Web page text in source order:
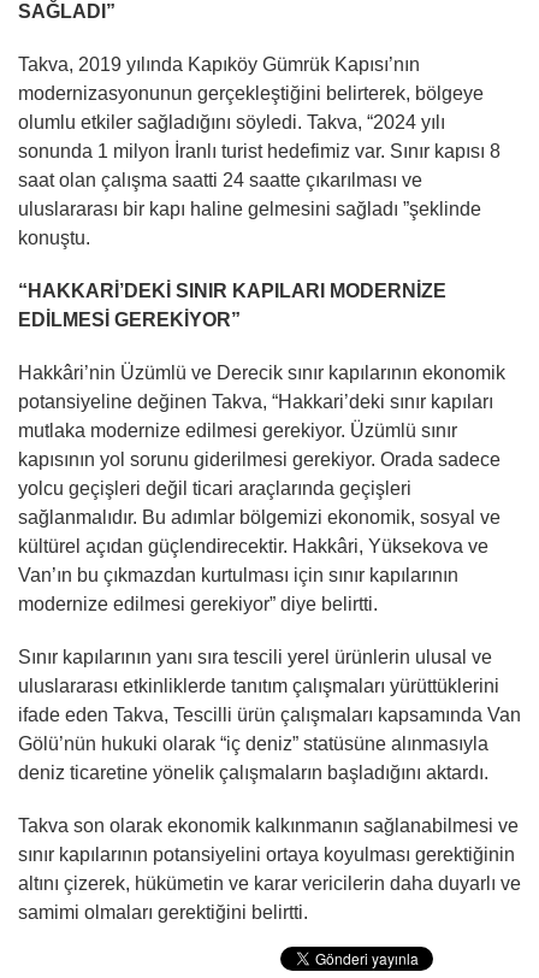
SAĞLADI”
Takva, 2019 yılında Kapıköy Gümrük Kapısı’nın
modernizasyonunun gerçekleştiğini belirterek, bölgeye
olumlu etkiler sağladığını söyledi. Takva, “2024 yılı
sonunda 1 milyon İranlı turist hedefimiz var. Sınır kapısı 8
saat olan çalışma saatti 24 saatte çıkarılması ve
uluslararası bir kapı haline gelmesini sağladı ”şeklinde
konuştu.
“HAKKARİ’DEKİ SINIR KAPILARI MODERNİZE
EDİLMESİ GEREKİYOR”
Hakkâri’nin Üzümlü ve Derecik sınır kapılarının ekonomik
potansiyeline değinen Takva, “Hakkari’deki sınır kapıları
mutlaka modernize edilmesi gerekiyor. Üzümlü sınır
kapısının yol sorunu giderilmesi gerekiyor. Orada sadece
yolcu geçişleri değil ticari araçlarında geçişleri
sağlanmalıdır. Bu adımlar bölgemizi ekonomik, sosyal ve
kültürel açıdan güçlendirecektir. Hakkâri, Yüksekova ve
Van’ın bu çıkmazdan kurtulması için sınır kapılarının
modernize edilmesi gerekiyor” diye belirtti.
Sınır kapılarının yanı sıra tescili yerel ürünlerin ulusal ve
uluslararası etkinliklerde tanıtım çalışmaları yürüttüklerini
ifade eden Takva, Tescilli ürün çalışmaları kapsamında Van
Gölü’nün hukuki olarak “iç deniz” statüsüne alınmasıyla
deniz ticaretine yönelik çalışmaların başladığını aktardı.
Takva son olarak ekonomik kalkınmanın sağlanabilmesi ve
sınır kapılarının potansiyelini ortaya koyulması gerektiğinin
altını çizerek, hükümetin ve karar vericilerin daha duyarlı ve
samimi olmaları gerektiğini belirtti.